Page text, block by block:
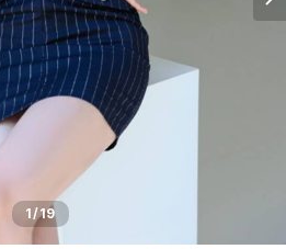
1/19